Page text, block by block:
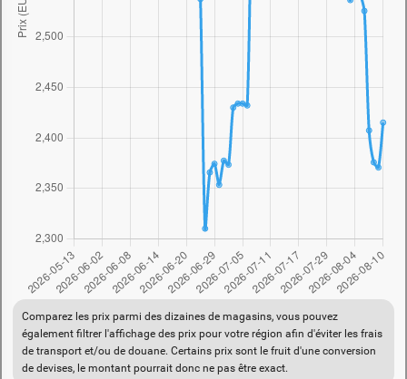
Comparez les prix parmi des dizaines de magasins, vous pouvez
également filtrer l'affichage des prix pour votre région afin d'éviter les frais
de transport et/ou de douane. Certains prix sont le fruit d'une conversion
de devises, le montant pourrait donc ne pas être exact.